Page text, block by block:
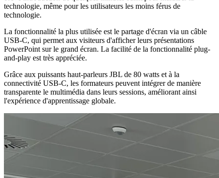
technologie, même pour les utilisateurs les moins férus de
technologie.
La fonctionnalité la plus utilisée est le partage d'écran via un câble
USB-C, qui permet aux visiteurs d'afficher leurs présentations
PowerPoint sur le grand écran. La facilité de la fonctionnalité plug-
and-play est très appréciée.
Grâce aux puissants haut-parleurs JBL de 80 watts et à la
connectivité USB-C, les formateurs peuvent intégrer de manière
transparente le multimédia dans leurs sessions, améliorant ainsi
l'expérience d'apprentissage globale.